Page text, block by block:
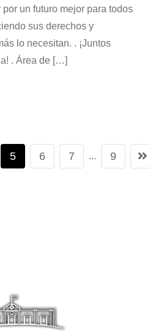
un futuro mejor para todos
sus derechos y
lo necesitan. . ¡Juntos
. Área de […]
5 6 7 ... 9